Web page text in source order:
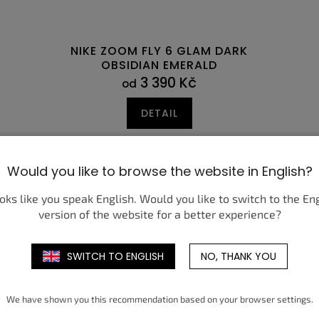
NIKE ZOOM FLY 6 GLAM DARK
OBSIDIAN EMERALD
od 3 390 Kč
DETAIL
Would you like to browse the website in English?
like you speak English. Would you like to switch to the
version of the website for a better experience?
SWITCH TO ENGLISH NO, THANK YOU
We have shown you this recommendation based on your browser settings.